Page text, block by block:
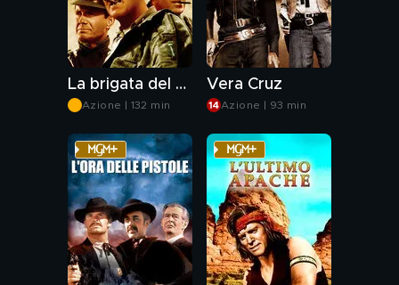
La brigata del diavolo
Azione | 132 min
Vera Cruz
Azione | 93 min